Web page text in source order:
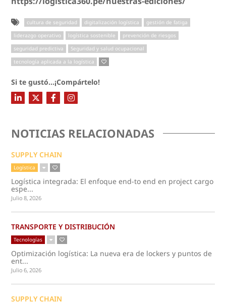
cultura de seguridad digitalización logística
gestión de fatiga
liderazgo operativo
logística sostenible
prevención de riesgos
seguridad predictiva
Seguridad y salud ocupacional
tecnología aplicada a la logística
Si te gustó...¡Compártelo!
NOTICIAS RELACIONADAS
SUPPLY CHAIN
Logística
Logística integrada: El enfoque end-to end en project cargo
espe...
Julio 8, 2026
TRANSPORTE Y DISTRIBUCIÓN
Tecnologías
Optimización logística: La nueva era de lockers y puntos de
ent...
Julio 6, 2026
SUPPLY CHAIN